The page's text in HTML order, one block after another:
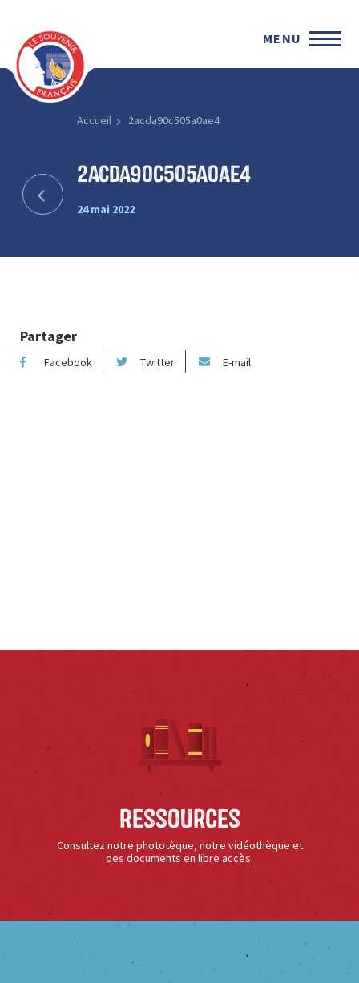
MENU
Accueil 2acda90c505a0ae4
2acda90c505a0ae4
24 mai 2022
Partager
Facebook Twitter E-mail
Ressources
Consultez notre phototèque, notre vidéothèque et
des documents en libre accès.